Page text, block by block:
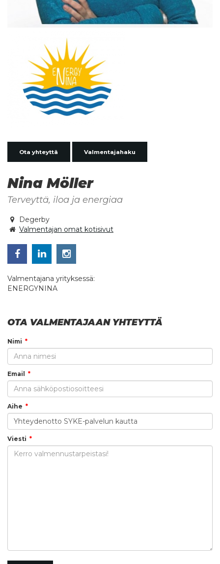
Ota yhteyttä Valmentajahaku
Nina Möller
Terveyttä, iloa ja energiaa
Degerby
Valmentajan omat kotisivut
Valmentajana yrityksessä:
ENERGYNINA
OTA VALMENTAJAAN YHTEYTTÄ
Nimi
Email
Aihe
Viesti